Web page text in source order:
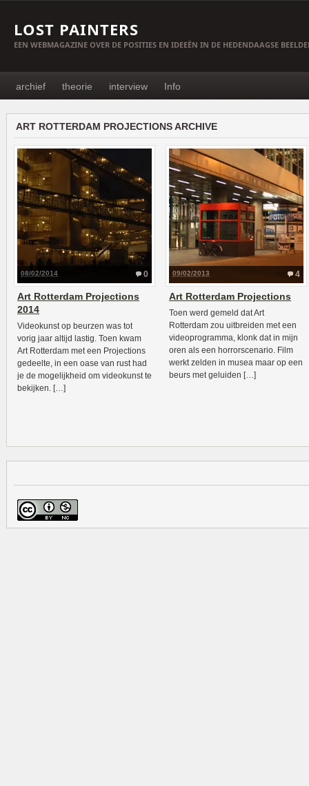
LOST PAINTERS
EEN WEBMAGAZINE OVER DE POSITIES EN IDEEËN IN DE HEDENDAAGSE
archief theorie interview Info
ART ROTTERDAM PROJECTIONS ARCHIVE
0
08/02/2014
Art Rotterdam Projections
2014
Videokunst op beurzen was tot
vorig jaar altijd lastig. Toen kwam
Art Rotterdam met een Projections
gedeelte, in een oase van rust had
je de mogelijkheid om videokunst te
bekijken. […]
4
09/02/2013
Art Rotterdam Projections
Toen werd gemeld dat Art
Rotterdam zou uitbreiden met een
videoprogramma, klonk dat in mijn
oren als een horrorscenario. Film
werkt zelden in musea maar op een
beurs met geluiden […]